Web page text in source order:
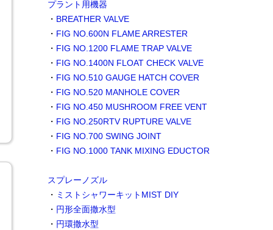
プラント用機器
・ BREATHER VALVE
・ FIG NO.600N FLAME ARRESTER
・ FIG NO.1200 FLAME TRAP VALVE
・ FIG NO.1400N FLOAT CHECK VALVE
・ FIG NO.510 GAUGE HATCH COVER
・ FIG NO.520 MANHOLE COVER
・ FIG NO.450 MUSHROOM FREE VENT
・ FIG NO.250RTV RUPTURE VALVE
・ FIG NO.700 SWING JOINT
・ FIG NO.1000 TANK MIXING EDUCTOR
スプレーノズル
・ ミストシャワーキットMIST DIY
・ 円形全面撒水型
・ 円環撒水型